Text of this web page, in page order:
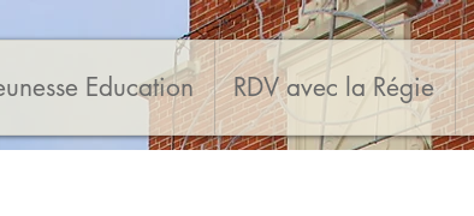
Education RDV avec la Régie